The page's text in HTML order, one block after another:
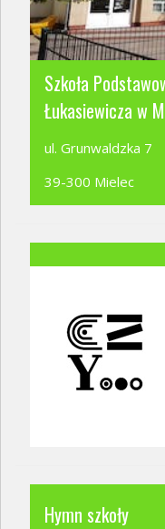
Szkoła
Łukasiewicza w
ul. Grunwaldzka 7
39-300 Mielec
Hymn szkoły